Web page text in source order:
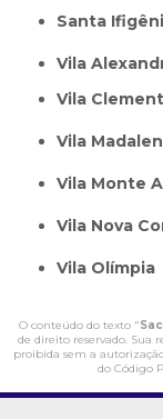
Santa
Vila
Vila
Vila
Vila Monte
Vila Nova
Vila Olímpia
O conteúdo do texto "
de direito reservado. Sua
proibida sem a
do Código